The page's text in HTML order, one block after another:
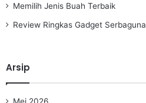
Memilih Jenis Buah Terbaik
Review Ringkas Gadget Serbaguna
Arsip